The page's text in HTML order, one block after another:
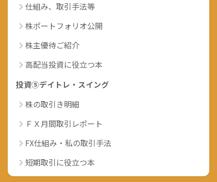
仕組み、取引手法等
株ポートフォリオ公開
株主優待ご紹介
高配当投資に役立つ本
投資⑤デイトレ・スイング
株の取引き明細
ＦＸ月間取引レポート
FX仕組み・私の取引手法
短期取引に役立つ本